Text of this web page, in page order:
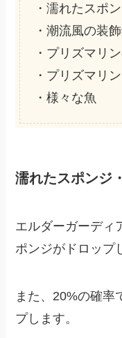
・濡れたスポ
・潮流風の装
・プリズマリ
・プリズマリ
・様々な魚
濡れたスポンジ
エルダーガーディ
ポンジがドロップ
また、20%の確率
プします。